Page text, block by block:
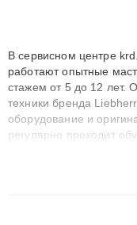
В сервисном центре
работают опытные
стажем от 5 до 12 лет.
техники бренда
оборудование и
регулярно проходит
технику с